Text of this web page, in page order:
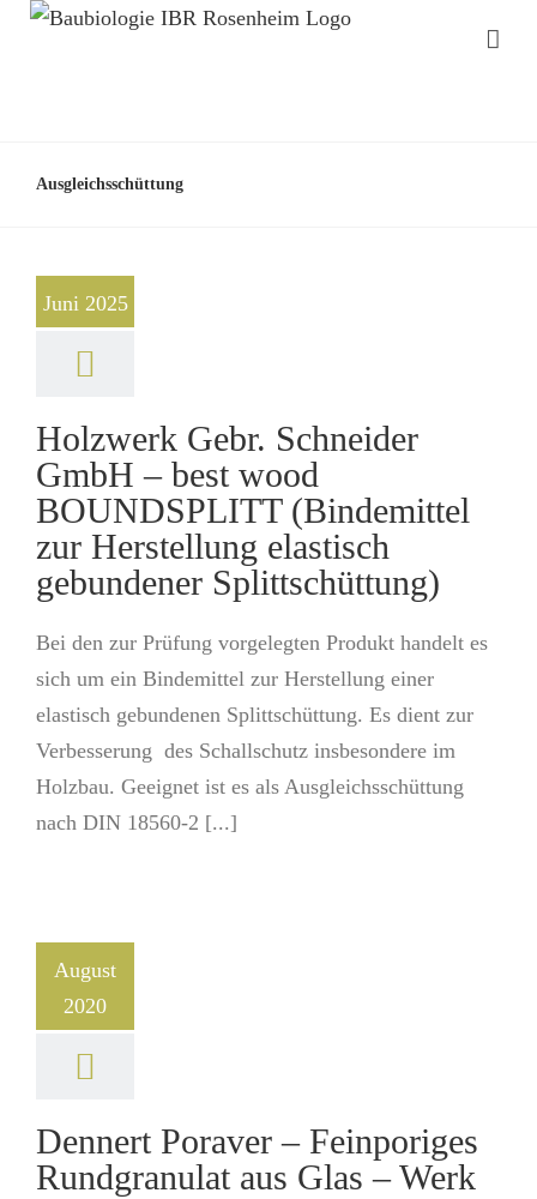
Ausgleichsschüttung
Juni 2025
Holzwerk Gebr. Schneider
GmbH – best wood
BOUNDSPLITT (Bindemittel
zur Herstellung elastisch
gebundener Splittschüttung)
Bei den zur Prüfung vorgelegten Produkt handelt es
sich um ein Bindemittel zur Herstellung einer
elastisch gebundenen Splittschüttung. Es dient zur
Verbesserung des Schallschutz insbesondere im
Holzbau. Geeignet ist es als Ausgleichsschüttung
nach DIN 18560-2 [...]
August
2020
Dennert Poraver – Feinporiges
Rundgranulat aus Glas – Werk